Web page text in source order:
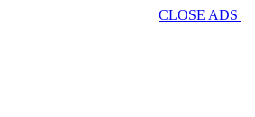
CLOSE ADS